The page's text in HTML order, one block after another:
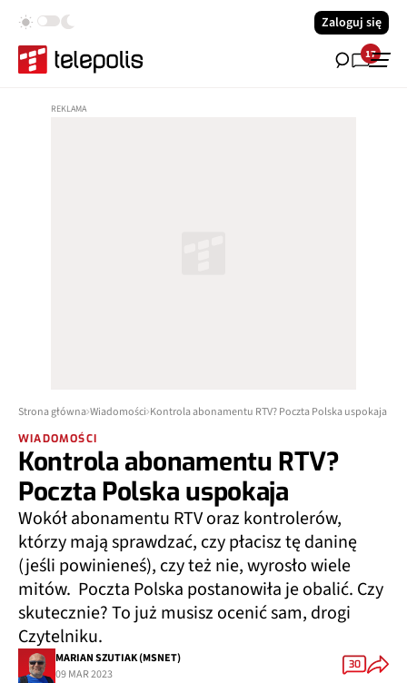
Zaloguj się
17
Strona główna Wiadomości Kontrola abonamentu RTV? Poczta Polska uspokaja
WIADOMOŚCI
Kontrola abonamentu RTV?
Poczta Polska uspokaja
Wokół abonamentu RTV oraz kontrolerów,
którzy mają sprawdzać, czy płacisz tę daninę
(jeśli powinieneś), czy też nie, wyrosło wiele
mitów. Poczta Polska postanowiła je obalić. Czy
skutecznie? To już musisz ocenić sam, drogi
Czytelniku.
MARIAN SZUTIAK (MSNET)
09 MAR 2023
30